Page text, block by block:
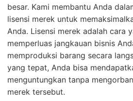
besar. Kami membantu Anda
lisensi merek untuk
Anda. Lisensi merek adalah cara
memperluas jangkauan bisnis
memproduksi barang secara
yang tepat, Anda bisa
menguntungkan tanpa
merek tersebut.